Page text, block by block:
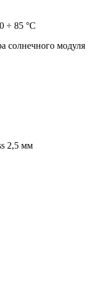
÷ 85 °C
солнечного модуля
2,5 мм